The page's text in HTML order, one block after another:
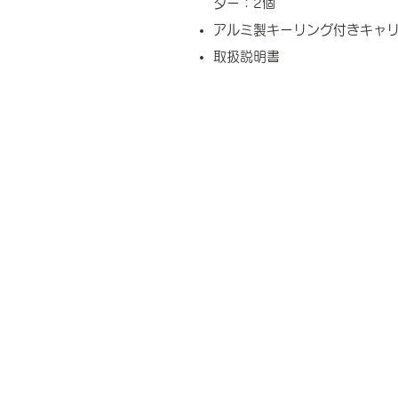
ター：2個
アルミ製キーリング付きキャ
取扱説明書